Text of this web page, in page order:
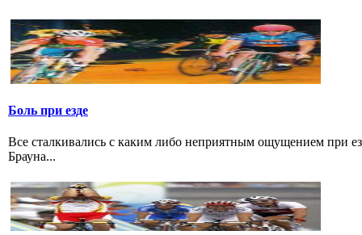
Боль при езде
Все сталкивались с каким либо неприятным ощущением при
Брауна...